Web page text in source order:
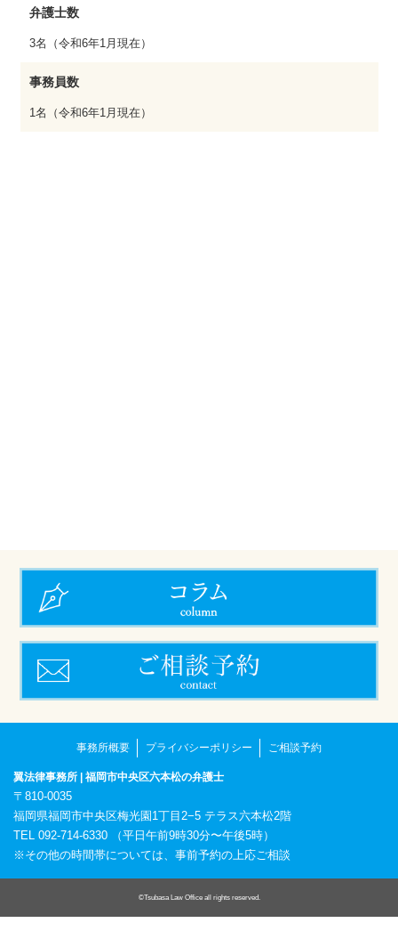
弁護士数
3名（令和6年1月現在）
事務員数
1名（令和6年1月現在）
事務所概要 プライバシーポリシー ご相談予約
翼法律事務所 | 福岡市中央区六本松の弁護士
〒810-0035
福岡県福岡市中央区梅光園1丁目2−5 テラス六本松2階
TEL 092-714-6330 （平日午前9時30分〜午後5時）
※その他の時間帯については、事前予約の上応ご相談
©Tsubasa Law Office all rights reserved.